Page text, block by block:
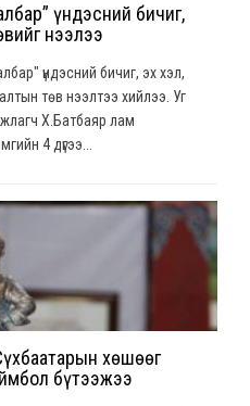
үндэсний бичиг,
нээлээ
үндэсний бичиг, эх хэл,
төв нээлтээ хийлээ. Уг
Х.Батбаяр лам
4 дүгээ...
хөшөөг
бүтээжээ